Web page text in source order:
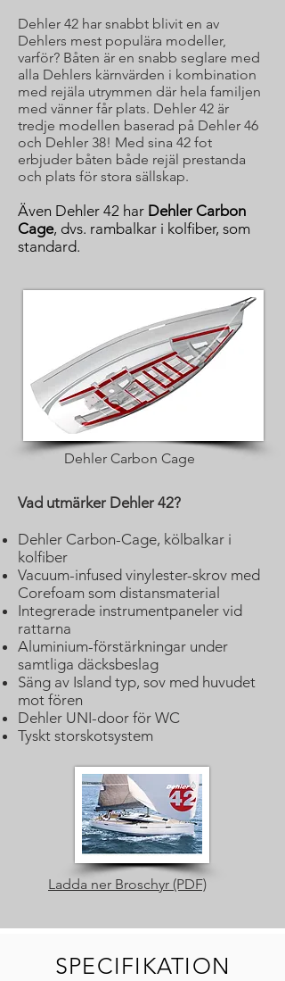
Dehler 42 har snabbt blivit en av
Dehlers mest populära modeller,
varför? Båten är en snabb seglare med
alla Dehlers kärnvärden i kombination
med rejäla utrymmen där hela familjen
med vänner får plats. Dehler 42 är
tredje modellen baserad på Dehler 46
och Dehler 38! Med sina 42 fot
erbjuder båten både rejäl prestanda
och plats för stora sällskap.
Även Dehler 42 har Dehler Carbon
Cage, dvs. rambalkar i kolfiber, som
standard.
Dehler Carbon Cage
​Vad utmärker Dehler 42?
Dehler Carbon-Cage, kölbalkar i
kolfiber
Vacuum-infused vinylester-skrov med
Corefoam som distansmaterial
Integrerade instrumentpaneler vid
rattarna
Aluminium-förstärkningar under
samtliga däcksbeslag
Säng av Island typ, sov med huvudet
mot fören
Dehler UNI-door för WC
Tyskt storskotsystem
Ladda ner Broschyr (PDF)
SPECIFIKATION